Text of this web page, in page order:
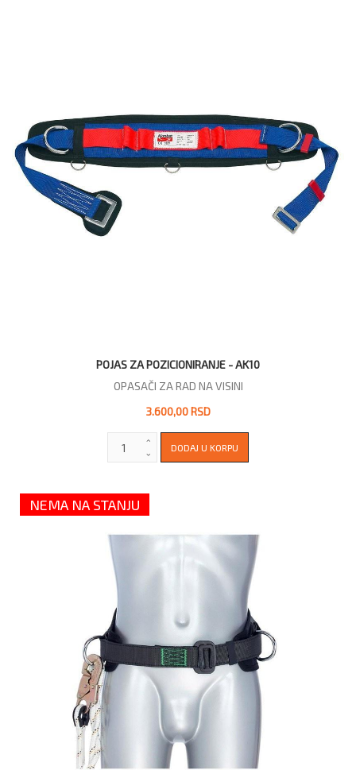
POJAS ZA POZICIONIRANJE - AK10
OPASAČI ZA RAD NA VISINI
3.600,00 RSD
NEMA NA STANJU